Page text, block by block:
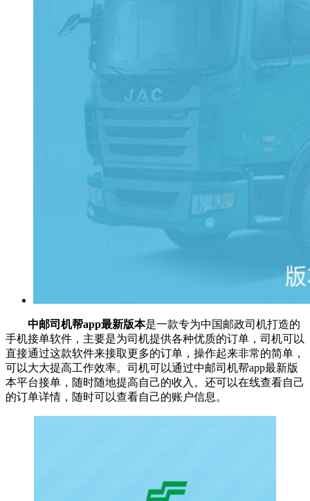
中邮司机帮app最新版本是一款专为中国邮政司机打造的
手机接单软件，主要是为司机提供各种优质的订单，司机可以
直接通过这款软件来接取更多的订单，操作起来非常的简单，
可以大大提高工作效率。司机可以通过中邮司机帮app最新版
本平台接单，随时随地提高自己的收入。还可以在线查看自己
的订单详情，随时可以查看自己的账户信息。